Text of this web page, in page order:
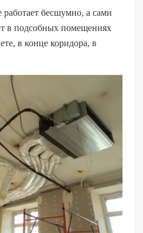
бесшумно, а сами
в подсобных помещениях
в конце коридора, в